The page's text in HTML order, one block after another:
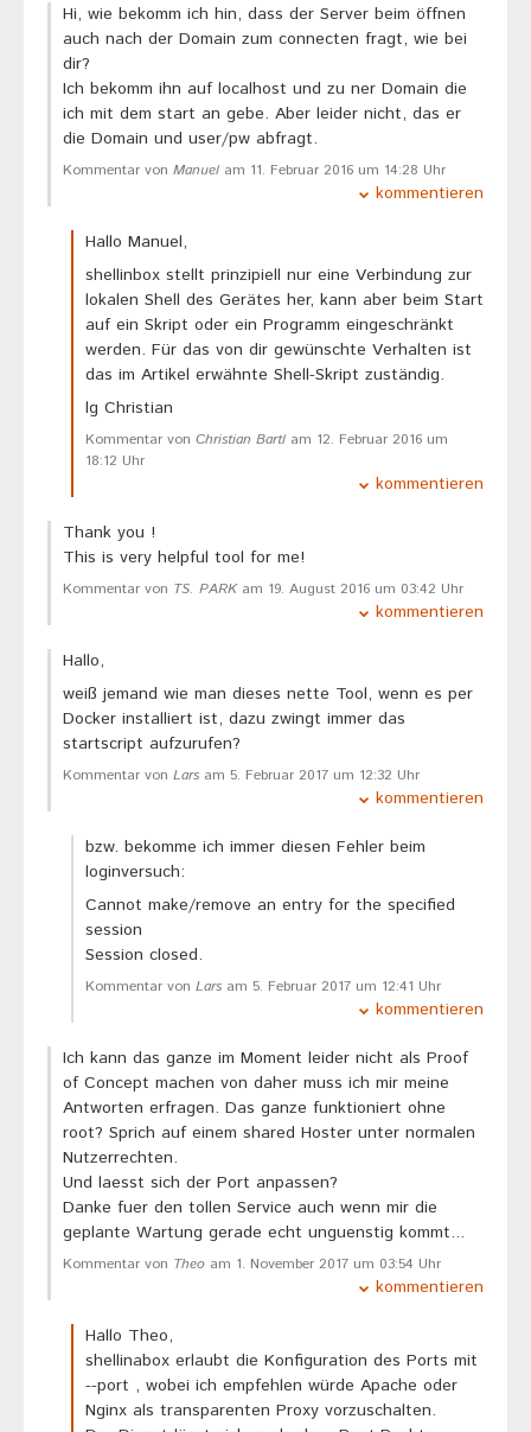
Hi, wie bekomm ich hin, dass der Server beim öffnen
auch nach der Domain zum connecten fragt, wie bei
dir?
Ich bekomm ihn auf localhost und zu ner Domain die
ich mit dem start an gebe. Aber leider nicht, das er
die Domain und user/pw abfragt.
Kommentar von Manuel am 11. Februar 2016 um 14:28 Uhr
kommentieren
Hallo Manuel,
shellinbox stellt prinzipiell nur eine Verbindung zur
lokalen Shell des Gerätes her, kann aber beim Start
auf ein Skript oder ein Programm eingeschränkt
werden. Für das von dir gewünschte Verhalten ist
das im Artikel erwähnte Shell-Skript zuständig.
lg Christian
Kommentar von Christian Bartl am 12. Februar 2016 um
18:12 Uhr
kommentieren
Thank you !
This is very helpful tool for me!
Kommentar von TS. PARKam 19. August 2016 um 03:42 Uhr
kommentieren
Hallo,
weiß jemand wie man dieses nette Tool, wenn es per
Docker installiert ist, dazu zwingt immer das
startscript aufzurufen?
Kommentar von Lars am 5. Februar 2017 um 12:32 Uhr
kommentieren
bzw. bekomme ich immer diesen Fehler beim
loginversuch:
Cannot make/remove an entry for the specified
session
Session closed.
Kommentar von Lars am 5. Februar 2017 um 12:41 Uhr
kommentieren
Ich kann das ganze im Moment leider nicht als Proof
of Concept machen von daher muss ich mir meine
Antworten erfragen. Das ganze funktioniert ohne
root? Sprich auf einem shared Hoster unter normalen
Nutzerrechten.
Und laesst sich der Port anpassen?
Danke fuer den tollen Service auch wenn mir die
geplante Wartung gerade echt unguenstig kommt...
Kommentar von Theo am 1. November 2017 um 03:54 Uhr
kommentieren
Hallo Theo,
shellinabox erlaubt die Konfiguration des Ports mit
--port , wobei ich empfehlen würde Apache oder
Nginx als transparenten Proxy vorzuschalten.